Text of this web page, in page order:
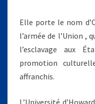
Elle porte le nom
l’armée de l’Union ,
l’esclavage aux
promotion
affranchis.
L’Université